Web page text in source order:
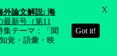
外論文解説: 海
最新号（第11
テーマ：「聞
覚・語彙・映
Got it!
X